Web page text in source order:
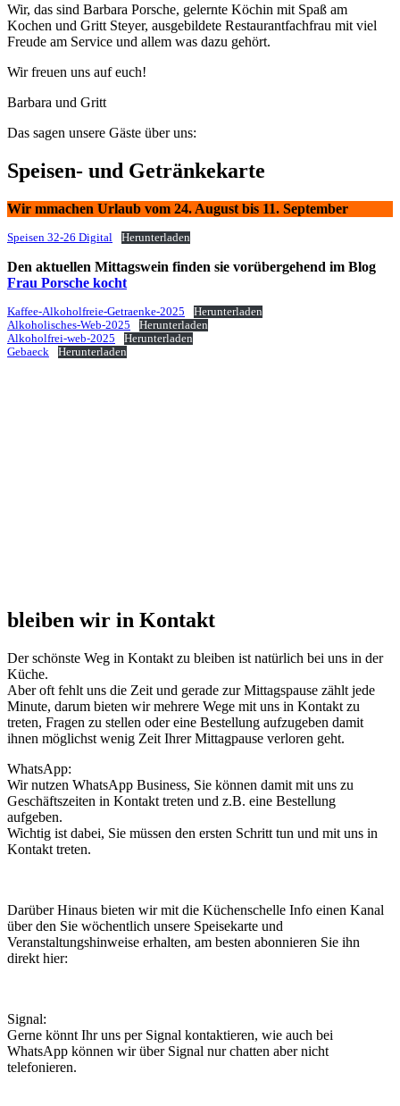
Wir, das sind Barbara Porsche, gelernte Köchin mit Spaß am
Kochen und Gritt Steyer, ausgebildete Restaurantfachfrau mit viel
Freude am Service und allem was dazu gehört.
Wir freuen uns auf euch!
Barbara und Gritt
Das sagen unsere Gäste über uns:
Speisen- und Getränkekarte
Wir mmachen Urlaub vom 24. August bis 11. September
Speisen 32-26 Digital Herunterladen
Den aktuellen Mittagswein finden sie vorübergehend im Blog
Frau Porsche kocht
Kaffee-Alkoholfreie-Getraenke-2025
Herunterladen
Alkoholisches-Web-2025
Herunterladen
Alkoholfrei-web-2025
Herunterladen
Gebaeck
Herunterladen
bleiben wir in Kontakt
Der schönste Weg in Kontakt zu bleiben ist natürlich bei uns in der
Küche.
Aber oft fehlt uns die Zeit und gerade zur Mittagspause zählt jede
Minute, darum bieten wir mehrere Wege mit uns in Kontakt zu
treten, Fragen zu stellen oder eine Bestellung aufzugeben damit
ihnen möglichst wenig Zeit Ihrer Mittagpause verloren geht.
WhatsApp:
Wir nutzen WhatsApp Business, Sie können damit mit uns zu
Geschäftszeiten in Kontakt treten und z.B. eine Bestellung
aufgeben.
Wichtig ist dabei, Sie müssen den ersten Schritt tun und mit uns in
Kontakt treten.
Darüber Hinaus bieten wir mit die Küchenschelle Info einen Kanal
über den Sie wöchentlich unsere Speisekarte und
Veranstaltungshinweise erhalten, am besten abonnieren Sie ihn
direkt hier:
Signal:
Gerne könnt Ihr uns per Signal kontaktieren, wie auch bei
WhatsApp können wir über Signal nur chatten aber nicht
telefonieren.